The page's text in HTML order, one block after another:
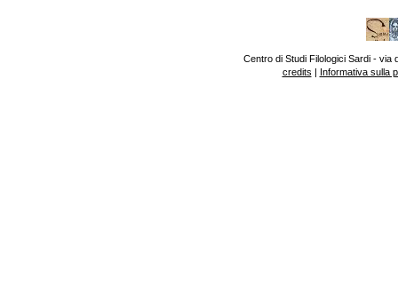
Centro di Studi Filologici Sardi - via
credits | Informativa sulla